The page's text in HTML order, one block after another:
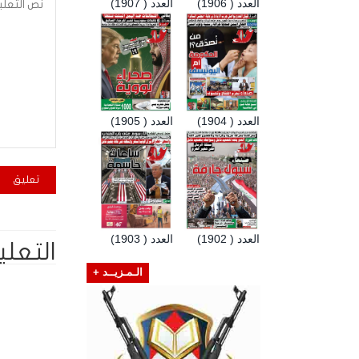
العدد ( 1907) العدد ( 1906)
العدد ( 1905) العدد ( 1904)
العدد ( 1903) العدد ( 1902)
الـمـزيــد +